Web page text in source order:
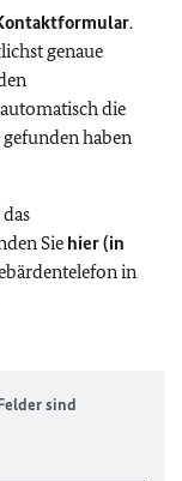
.
genaue
die
gefunden haben
Sie hier (in
in
sind